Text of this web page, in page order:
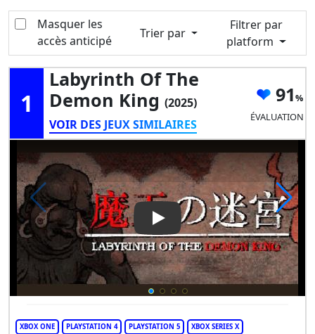
Masquer les
accès anticipé
Trier par
Filtrer par
platform
1
Labyrinth Of The
Demon King (2025)
VOIR DES JEUX SIMILAIRES
91
ÉVALUATION
Play Video: Labyrinth Of The
XBOX ONE PLAYSTATION 4 PLAYSTATION 5 XBOX SERIES X